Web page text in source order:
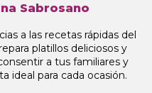
Sabrosano
a las recetas rápidas del
platillos deliciosos y
a tus familiares y
ideal para cada ocasión.